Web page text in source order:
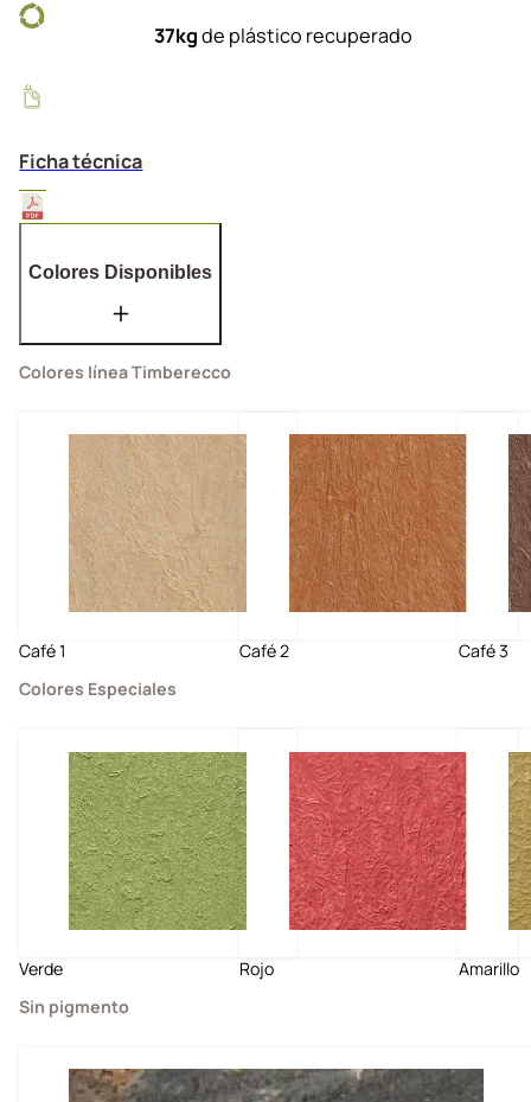
37kgde plástico recuperado
Ficha técnica
Colores Disponibles
Colores línea Timberecco
Café 1 Café 2
Café 3
Colores Especiales
Verde Rojo
Amarillo
Sin pigmento